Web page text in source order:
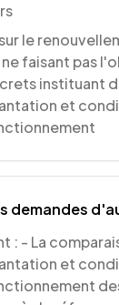
le
faisant pas
instituant
et
demandes
: - La
et